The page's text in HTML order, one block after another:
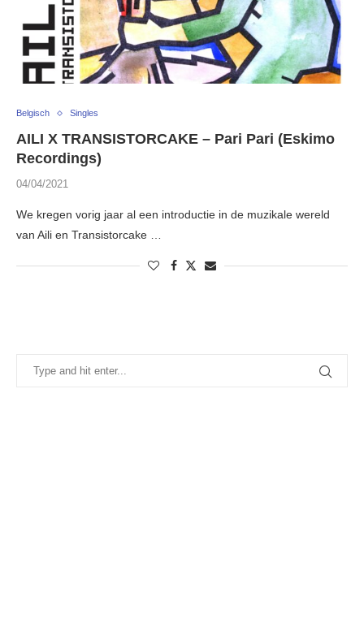
Belgisch Singles
AILI X TRANSISTORCAKE – Pari Pari (Eskimo
Recordings)
04/04/2021
We kregen vorig jaar al een introductie in de muzikale wereld
van Aili en Transistorcake …